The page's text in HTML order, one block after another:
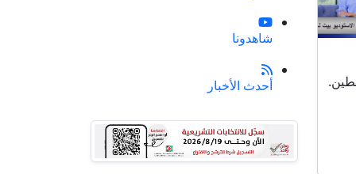
شاهدونا
أحدث الأخبار